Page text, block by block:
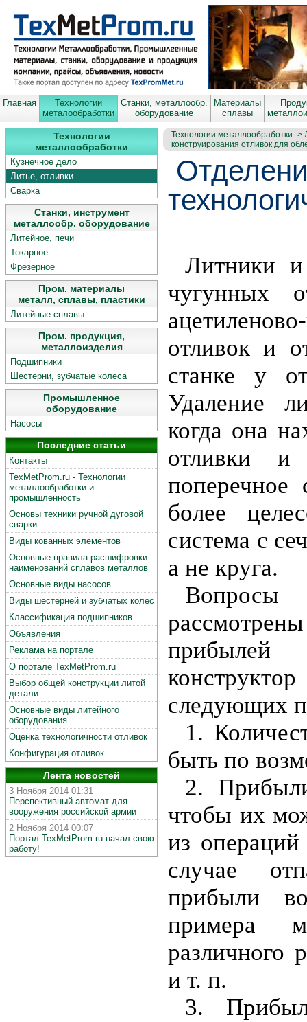
Главная
Технологии
металообработки
Станки, металлообр.
оборудование
Материалы
сплавы
Технологии
металлообработки
Кузнечное дело
Литье, отливки
Сварка
Станки, инструмент
металлообр. оборудование
Литейное, печи
Токарное
Фрезерное
Пром. материалы
металл, сплавы, пластики
Литейные сплавы
Пром. продукция,
металлоизделия
Подшипники
Шестерни, зубчатые колеса
Промышленное
оборудование
Насосы
Последние статьи
Контакты
TexMetProm.ru - Технологии
металлообработки и
промышленность
Основы техники ручной дуговой
сварки
Виды кованных элементов
Основные правила расшифровки
наименований сплавов металлов
Основные виды насосов
Виды шестерней и зубчатых колес
Классификация подшипников
Объявления
Реклама на портале
О портале TexMetProm.ru
Выбор общей конструкции литой
детали
Основные виды литейного
оборудования
Оценка технологичности отливок
Конфигурация отливок
Лента новостей
3 Ноября 2014 01:31
Перспективный автомат для
вооружения российской армии
2 Ноября 2014 00:07
Портал TexMetProm.ru начал свою
работу!
Технологии металлообработки ->
конструирования отливок для
Литники
чугунных
отливок и
станке у
Удаление
когда она
отливки и
поперечное
более
система с
а не круга.
следующих
1.
быть по
2.
чтобы их
из
случае
прибыли
примера
различного
и т. п.
3.